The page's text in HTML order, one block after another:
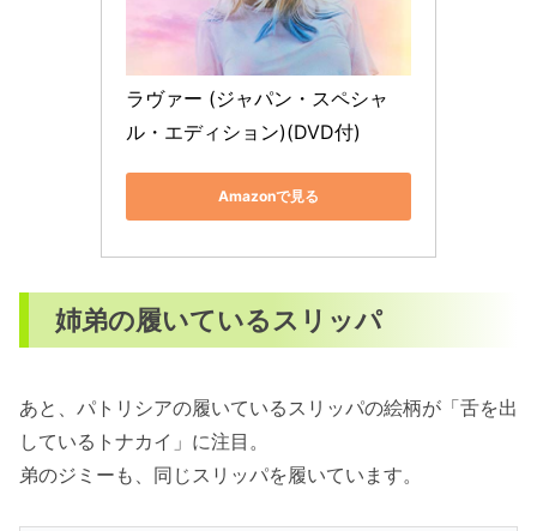
ラヴァー (ジャパン・スペシャ
ル・エディション)(DVD付)
Amazonで見る
姉弟の履いているスリッパ
あと、パトリシアの履いているスリッパの絵柄が「舌を出
しているトナカイ」に注目。
弟のジミーも、同じスリッパを履いています。